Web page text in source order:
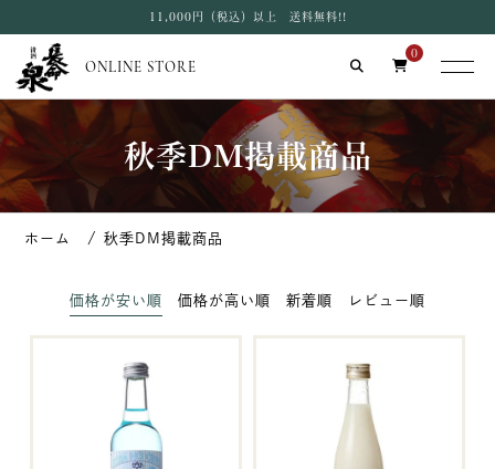
11,000円（税込）以上 送料無料!!
ONLINE STORE
0
秋季DM掲載商品
秋季DM掲載商品
価格が安い順 価格が高い順 新着順 レビュー順